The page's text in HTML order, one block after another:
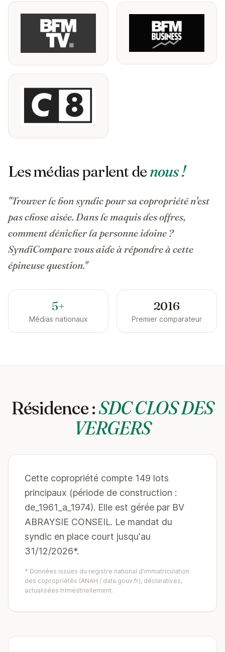
Les médias parlent denous !
"Trouver le bon syndic pour sa copropriété n'est
pas chose aisée. Dans le maquis des offres,
comment dénicher la personne idoine ?
SyndiCompare vous aide à répondre à cette
épineuse question."
5+
Médias nationaux
2016
Premier comparateur
Résidence :SDC CLOS DES
VERGERS
Cette copropriété compte 149 lots
principaux (période de construction :
de_1961_a_1974). Elle est gérée par BV
ABRAYSIE CONSEIL. Le mandat du
syndic en place court jusqu'au
31/12/2026*.
* Données issues du registre national d'immatriculation
des copropriétés (ANAH / data.gouv.fr), déclaratives,
actualisées trimestriellement.